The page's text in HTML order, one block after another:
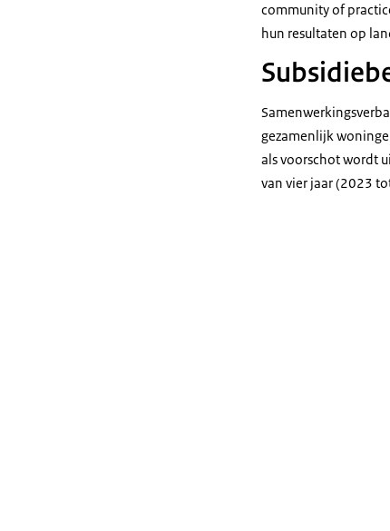
community of
hun resultaten op
gezamenlijk
als voorschot wordt
van vier jaar (2023